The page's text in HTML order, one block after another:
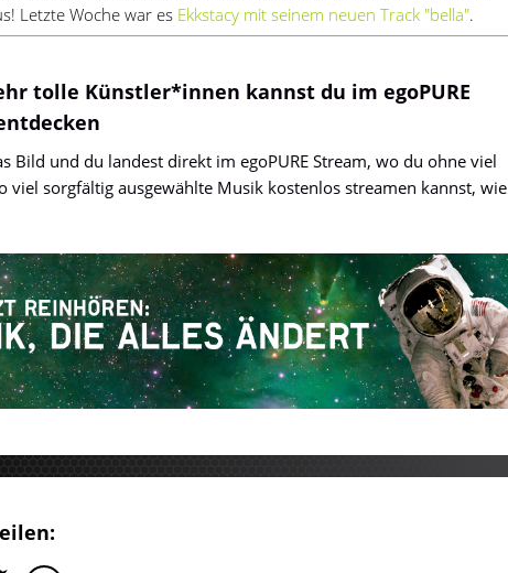
Letzte Woche war es Ekkstacy mit seinem neuen Track "bella".
tolle Künstler*innen kannst du im egoPURE
Bild und du landest direkt im egoPURE Stream, wo du ohne viel
viel sorgfältig ausgewählte Musik kostenlos streamen kannst, wie